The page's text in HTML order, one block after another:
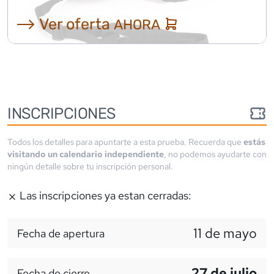
⟶ Ver ofertaAHORA
INSCRIPCIONES
Todos los detalles para apuntarte a esta prueba. Recuerda que estás
visitando un calendario independiente, no podemos ayudarte con
ningún detalle sobre tu inscripción personal.
Las inscripciones ya estan cerradas:
Fecha de apertura 11 de mayo